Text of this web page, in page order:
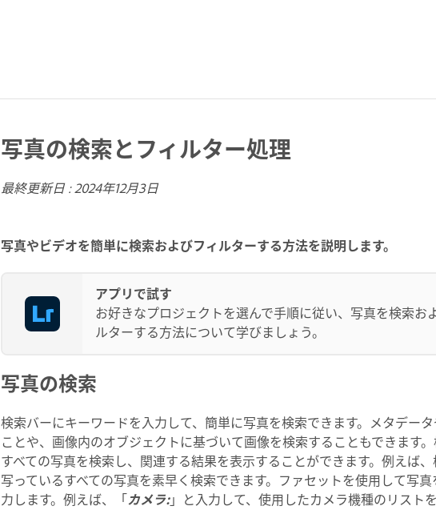
写真の検索とフィルター処理
最終更新日 :2024年12月3日
写真やビデオを簡単に検索およびフィルターする方法を説明します。
アプリで試す
お好きなプロジェクトを選んで手順に従い、写真を検索お
ルターする方法について学びましょう。
写真の検索
検索バーにキーワードを入力して、簡単に写真を検索できます。メタデー
ことや、画像内のオブジェクトに基づいて画像を検索することもできます
すべての写真を検索し、関連する結果を表示することができます。例えば
写っているすべての写真を素早く検索できます。ファセットを使用して写
力します。例えば、「カメラ:」と入力して、使用したカメラ機種のリストを